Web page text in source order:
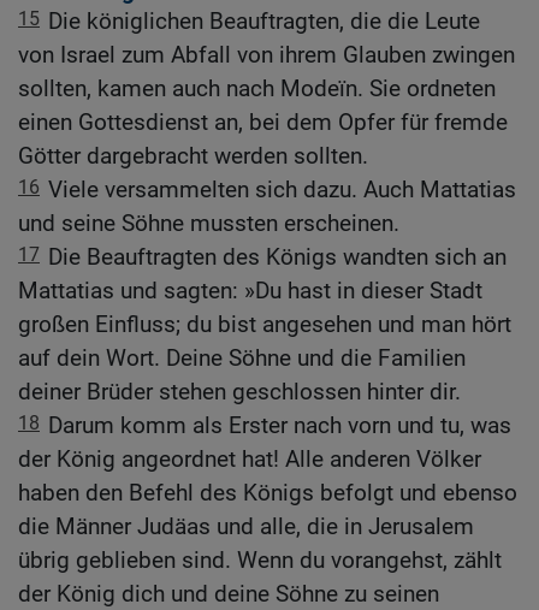
15 Die königlichen Beauftragten, die die Leute
von Israel zum Abfall von ihrem Glauben zwingen
sollten, kamen auch nach Modeïn. Sie ordneten
einen Gottesdienst an, bei dem Opfer für fremde
Götter dargebracht werden sollten.
16 Viele versammelten sich dazu. Auch Mattatias
und seine Söhne mussten erscheinen.
17 Die Beauftragten des Königs wandten sich an
Mattatias und sagten: »Du hast in dieser Stadt
großen Einfluss; du bist angesehen und man hört
auf dein Wort. Deine Söhne und die Familien
deiner Brüder stehen geschlossen hinter dir.
18 Darum komm als Erster nach vorn und tu, was
der König angeordnet hat! Alle anderen Völker
haben den Befehl des Königs befolgt und ebenso
die Männer Judäas und alle, die in Jerusalem
übrig geblieben sind. Wenn du vorangehst, zählt
der König dich und deine Söhne zu seinen